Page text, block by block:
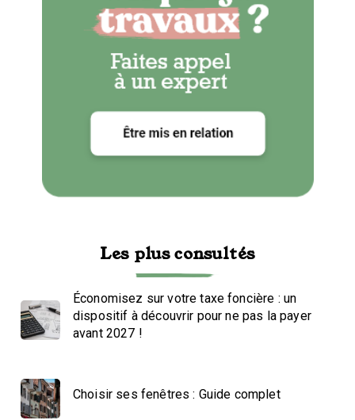
Les plus consultés
Économisez sur votre taxe foncière : un
dispositif à découvrir pour ne pas la payer
avant 2027 !
Choisir ses fenêtres : Guide complet